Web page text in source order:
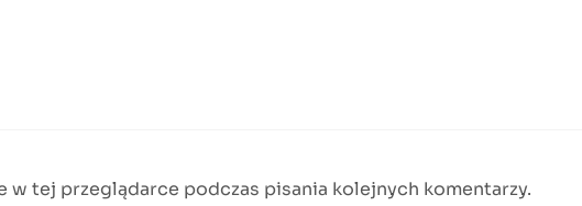
w tej przeglądarce podczas pisania kolejnych komentarzy.